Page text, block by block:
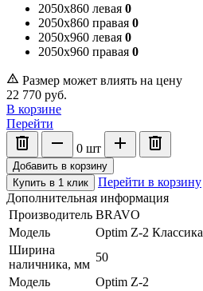
2050x860 левая 0
2050x860 правая 0
2050x960 левая 0
2050x960 правая 0
Размер может влиять на цену
22 770 руб.
В корзине
Перейти
0 шт
Добавить в корзину
Купить в 1 клик
Перейти в корзину
Дополнительная информация
Производитель BRAVO
Модель
Optim Z-2 Классика
Ширина
наличника, мм
50
Модель
Optim Z-2